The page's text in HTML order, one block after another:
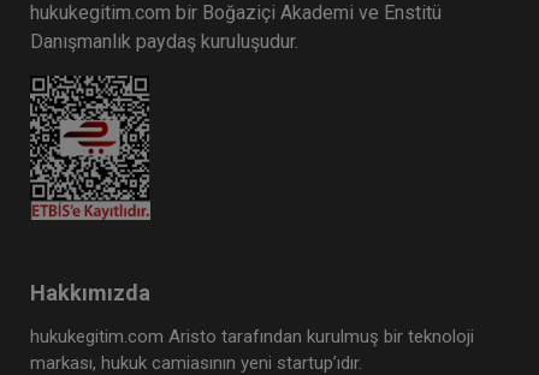
hukukegitim.com bir Boğaziçi Akademi ve Enstitü
Danışmanlık paydaş kuruluşudur.
Hakkımızda
hukukegitim.com Aristo tarafından kurulmuş bir teknoloji
markası, hukuk camiasının yeni startup’ıdır.